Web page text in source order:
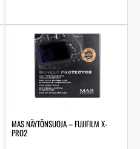
MAS NÄYTÖNSUOJA – FUJIFILM X-
PRO2